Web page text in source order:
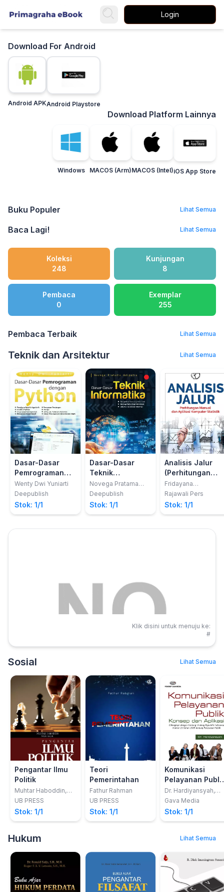
Login
Download For Android
Android APKAndroid Playstore
Download Platform Lainnya
Windows MACOS (Arm)MACOS (Intel)iOS App Store
Buku Populer Lihat Semua
Baca Lagi! Lihat Semua
Koleksi
248
Kunjungan
8
Pembaca
0
Exemplar
255
Pembaca Terbaik Lihat Semua
Teknik dan Arsitektur Lihat Semua
Dasar-Dasar
Pemrograman
Dengan Python
Wenty Dwi Yuniarti
Deepublish
Stok: 1/1
Dasar-Dasar
Teknik
Informatika
Novega Pratama
Adiputra
Deepublish
Stok: 1/1
Analisis Jalur
(Perhitungan
Manual dan
Aplikasi
Komputer
Statistik)
Fridayana
Yudiaatmaja
Rajawali Pers
Stok: 1/1
Klik disini untuk menuju ke:
#
Sosial Lihat Semua
Pengantar Ilmu
Politik
Muhtar Haboddin,
Muh Arjul
UB PRESS
Stok: 1/1
Teori
Pemerintahan
Fathur Rahman
UB PRESS
Stok: 1/1
Komunikasi
Pelayanan
Konsep dan
Aplikasi
Dr. Hardiyansyah,
M.Si
Gava Media
Stok: 1/1
Hukum Lihat Semua